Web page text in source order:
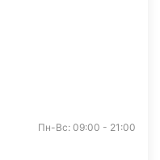
Пн-Вс: 09:00 - 21:00